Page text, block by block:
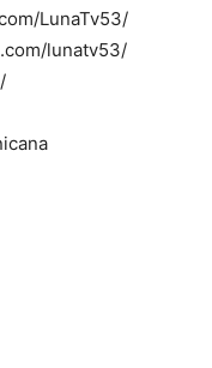
LunaTv53/
lunatv53/